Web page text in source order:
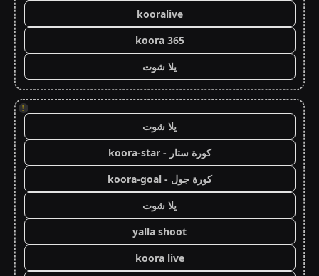
kooralive
koora 365
يلا شوت
!
يلا شوت
كورة ستار - koora-star
كورة جول - koora-goal
يلا شوت
yalla shoot
koora live